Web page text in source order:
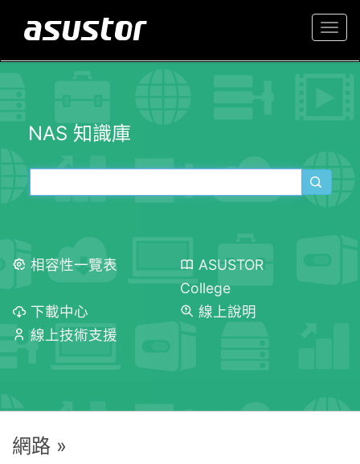
NAS 知識庫
相容性一覽表
ASUSTOR
College
下載中心
線上說明
線上技術支援
網路 »